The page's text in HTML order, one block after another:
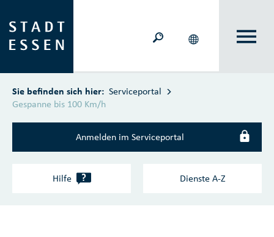
Sie befinden sich hier: Serviceportal
Gespanne bis 100 Km/h
Anmelden im Serviceportal
Hilfe ? Dienste A‑Z